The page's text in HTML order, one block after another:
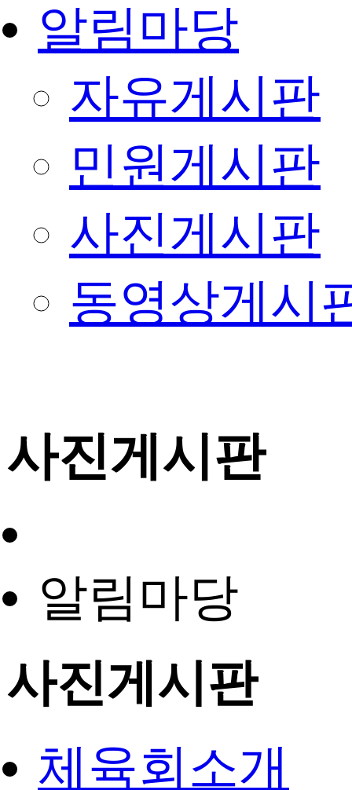
알림마당
자유게시판
민원게시판
사진게시판
동영상게시
사진게시판
알림마당
사진게시판
체육회소개